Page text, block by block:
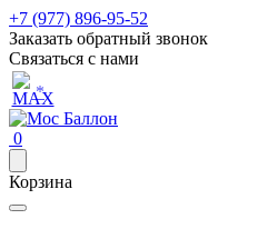
+7 (977) 896-95-52
Заказать обратный звонок
Связаться с нами
*
0
Корзина